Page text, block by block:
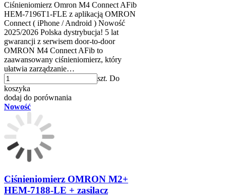
Ciśnieniomierz Omron M4 Connect AFib
HEM-7196T1-FLE z aplikacją OMRON
Connect ( iPhone / Android ) Nowość
2025/2026 Polska dystrybucja! 5 lat
gwarancji z serwisem door-to-door
OMRON M4 Connect AFib to
zaawansowany ciśnieniomierz, który
ułatwia zarządzanie…
szt. Do
koszyka
dodaj do porównania
Nowość
Ciśnieniomierz OMRON M2+
HEM-7188-LE + zasilacz